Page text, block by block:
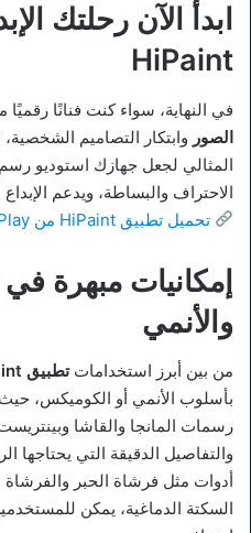
ابدأ الآن رحلتك
HiPaint
في النهاية، سواء كنت فنانًا
الصور وابتكار التصاميم
المثالي لجعل جهازك استوديو
الاحتراف والبساطة، ويدعم
تحميل تطبيق HiPaint من Google Play
إمكانيات مبهرة
والأنمي
من بين أبرز استخداماتتطبيق HiPaint
بأسلوب الأنمي أو الكوميكس، حيث
رسمات المانجا والقاشا
والتفاصيل الدقيقة التي
أدوات مثل فرشاة الحبر والفرشاة
السكتة الدماغية، يمكن